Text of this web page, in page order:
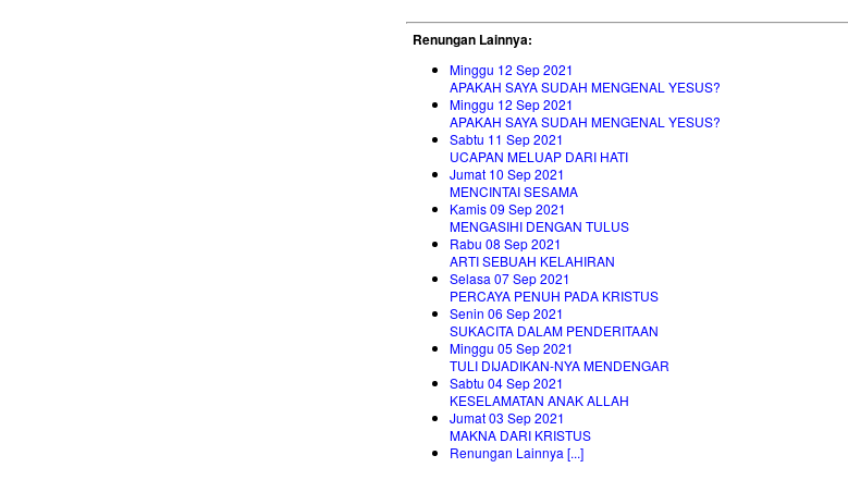
Renungan Lainnya:
Minggu 12 Sep 2021
APAKAH SAYA SUDAH MENGENAL YESUS?
Minggu 12 Sep 2021
APAKAH SAYA SUDAH MENGENAL YESUS?
Sabtu 11 Sep 2021
UCAPAN MELUAP DARI HATI
Jumat 10 Sep 2021
MENCINTAI SESAMA
Kamis 09 Sep 2021
MENGASIHI DENGAN TULUS
Rabu 08 Sep 2021
ARTI SEBUAH KELAHIRAN
Selasa 07 Sep 2021
PERCAYA PENUH PADA KRISTUS
Senin 06 Sep 2021
SUKACITA DALAM PENDERITAAN
Minggu 05 Sep 2021
TULI DIJADIKAN-NYA MENDENGAR
Sabtu 04 Sep 2021
KESELAMATAN ANAK ALLAH
Jumat 03 Sep 2021
MAKNA DARI KRISTUS
Renungan Lainnya [...]